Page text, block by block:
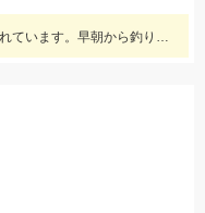
福田港ではサビキ釣りで豆アジが釣れています。早朝から釣りをしている方で２００匹以上釣っている方もいらっしゃいました。